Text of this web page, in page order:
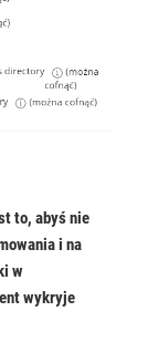
to, abyś nie
i na
w
wykryje